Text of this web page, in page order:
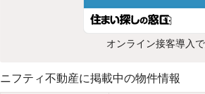
オンライン接客導入
ニフティ不動産に掲載中の物件情報